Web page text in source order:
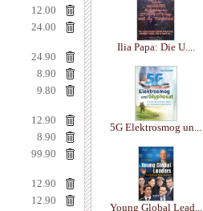
12.00
24.00
24.90
8.90
9.80
12.90
8.90
99.90
12.90
12.90
Ilia Papa: Die U....
5G Elektrosmog un...
Young Global Lead...